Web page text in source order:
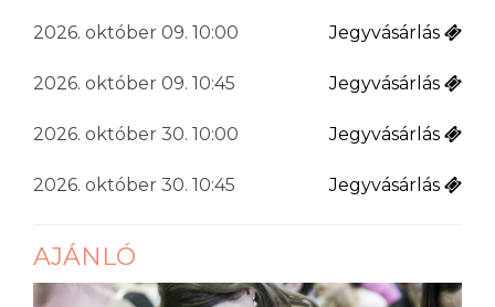
2026. október 09. 10:00 Jegyvásárlás
2026. október 09. 10:45 Jegyvásárlás
2026. október 30. 10:00 Jegyvásárlás
2026. október 30. 10:45 Jegyvásárlás
AJÁNLÓ